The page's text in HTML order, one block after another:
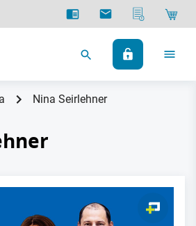
Nina Seirlehner